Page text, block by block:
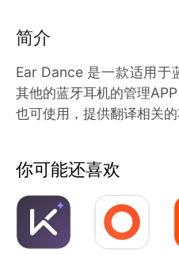
简介
Ear Dance 是一款适用于
其他的蓝牙耳机的管理
也可使用，提供翻译相关
你可能还喜欢